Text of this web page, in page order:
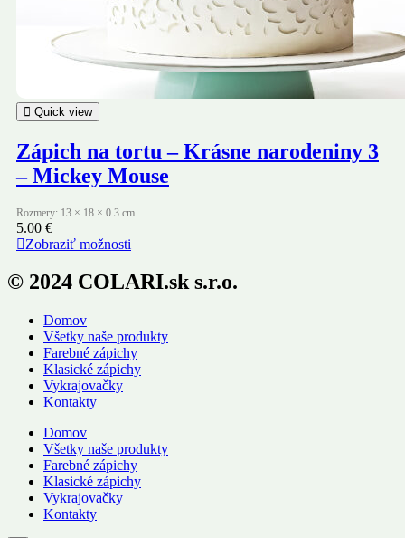
Quick view
Zápich na tortu – Krásne narodeniny 3
– Mickey Mouse
Rozmery: 13 × 18 × 0.3 cm
5.00 €
Zobraziť možnosti
© 2024 COLARI.sk s.r.o.
Domov
Všetky naše produkty
Farebné zápichy
Klasické zápichy
Vykrajovačky
Kontakty
Domov
Všetky naše produkty
Farebné zápichy
Klasické zápichy
Vykrajovačky
Kontakty